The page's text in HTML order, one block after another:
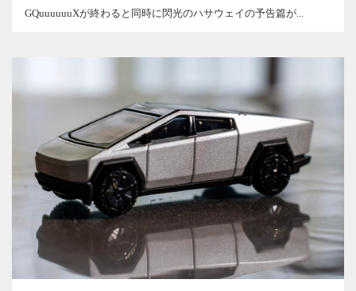
GQuuuuuuXが終わると同時に閃光のハサウェイの予告篇が...